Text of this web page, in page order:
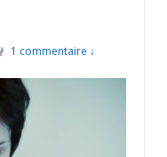
1 commentaire ↓